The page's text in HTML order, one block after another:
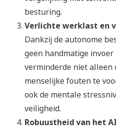
besturing.
Verlichte werklast en
Dankzij de autonome
geen handmatige
verminderde niet alleen
menselijke fouten te
ook de mentale
veiligheid.
Robuustheid van het